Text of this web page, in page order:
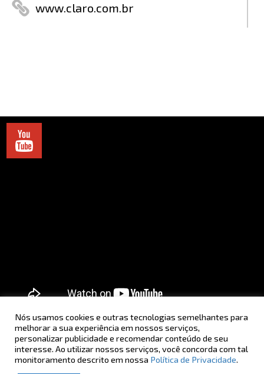
www.claro.com.br
AV. CENTENÁRIO, 2992
CHAME CHAME - SALVADOR - BA
ATENDIMENTO OUVIDORIA
POLÍTICA DE PRIVACIDADE
MERCHANDISING
ÁREA DO LOJISTA
Nós usamos cookies e outras tecnologias semelhantes para
melhorar a sua experiência em nossos serviços,
personalizar publicidade e recomendar conteúdo de seu
interesse. Ao utilizar nossos serviços, você concorda com tal
monitoramento descrito em nossa Política de Privacidade.